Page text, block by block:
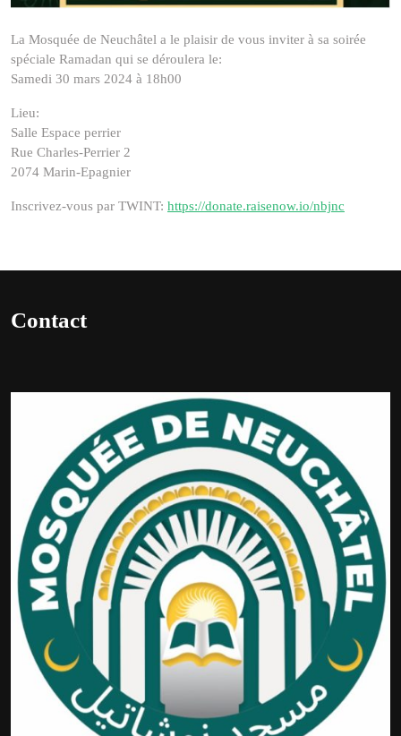
La Mosquée de Neuchâtel a le plaisir de vous inviter à sa soirée
spéciale Ramadan qui se déroulera le:
Samedi 30 mars 2024 à 18h00
Lieu:
Salle Espace perrier
Rue Charles-Perrier 2
2074 Marin-Epagnier
Inscrivez-vous par TWINT: https://donate.raisenow.io/nbjnc
Contact